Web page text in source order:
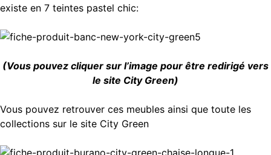
existe en 7 teintes pastel chic:
(Vous pouvez cliquer sur l’image pour être redirigé vers
le site City Green)
Vous pouvez retrouver ces meubles ainsi que toute les
collections sur le site City Green